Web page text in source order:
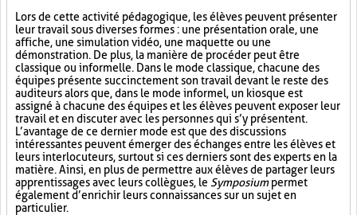
Lors de cette activité pédagogique, les élèves peuvent présenter
leur travail sous diverses formes : une présentation orale, une
affiche, une simulation vidéo, une maquette ou une
démonstration. De plus, la manière de procéder peut être
classique ou informelle. Dans le mode classique, chacune des
équipes présente succinctement son travail devant le reste des
auditeurs alors que, dans le mode informel, un kiosque est
assigné à chacune des équipes et les élèves peuvent exposer leur
travail et en discuter avec les personnes qui s’y présentent.
L’avantage de ce dernier mode est que des discussions
intéressantes peuvent émerger des échanges entre les élèves et
leurs interlocuteurs, surtout si ces derniers sont des experts en la
matière. Ainsi, en plus de permettre aux élèves de partager leurs
apprentissages avec leurs collègues, le Symposiumpermet
également d’enrichir leurs connaissances sur un sujet en
particulier.